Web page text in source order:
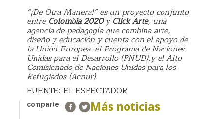
“¡De Otra Manera!” es un proyecto conjunto
entre Colombia 2020yClick Arte, una
agencia de pedagogía que combina arte,
diseño y educación y cuenta con el apoyo de
la Unión Europea, el Programa de Naciones
Unidas para el Desarrollo (PNUD),y el Alto
Comisionado de Naciones Unidas para los
Refugiados (Acnur).
FUENTE: EL ESPECTADOR
comparte Más noticias